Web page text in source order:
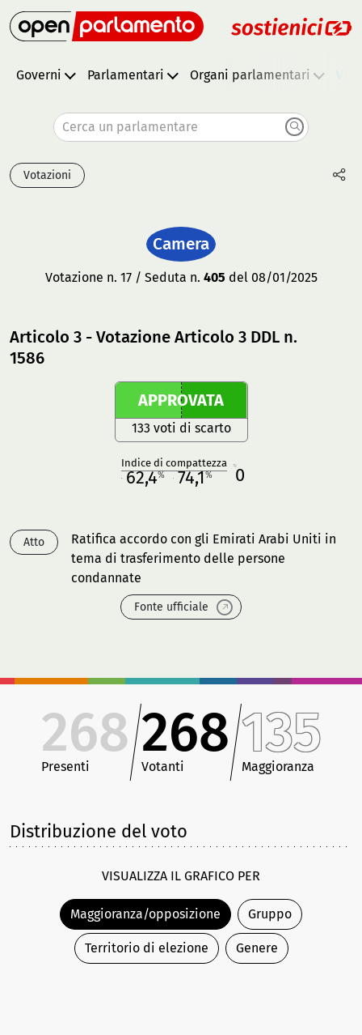
Governi Parlamentari Organi parlamentari
Cerca un parlamentare
Votazioni
Camera
Votazione n. 17 / Seduta n. 405 del 08/01/2025
Articolo 3 - Votazione Articolo 3 DDL n.
1586
APPROVATA
133 voti di scarto
Indice di compattezza
62,4% 74,1% 0
Atto
Ratifica accordo con gli Emirati Arabi Uniti in
tema di trasferimento delle persone
condannate
Fonte ufficiale
268
Presenti
268
Votanti
135
Maggioranza
Distribuzione del voto
VISUALIZZA IL GRAFICO PER
Maggioranza/opposizione Gruppo
Territorio di elezione Genere